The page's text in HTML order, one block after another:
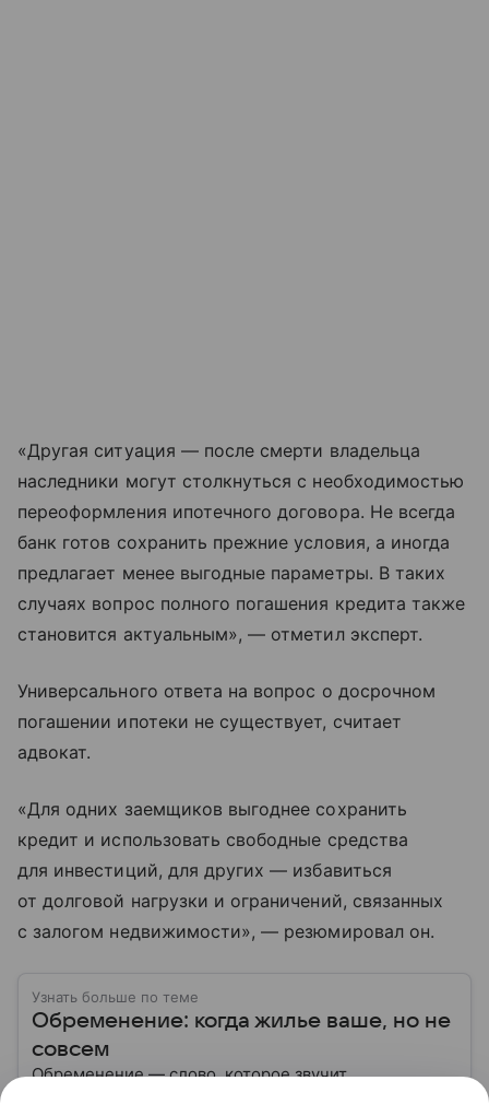
«Другая ситуация — после смерти владельца
наследники могут столкнуться с необходимостью
переоформления ипотечного договора. Не всегда
банк готов сохранить прежние условия, а иногда
предлагает менее выгодные параметры. В таких
случаях вопрос полного погашения кредита также
становится актуальным», — отметил эксперт.
Универсального ответа на вопрос о досрочном
погашении ипотеки не существует, считает
адвокат.
«Для одних заемщиков выгоднее сохранить
кредит и использовать свободные средства
для инвестиций, для других — избавиться
от долговой нагрузки и ограничений, связанных
с залогом недвижимости», — резюмировал он.
Узнать больше по теме
Обременение: когда жилье ваше, но не
совсем
Обременение — слово, которое звучит